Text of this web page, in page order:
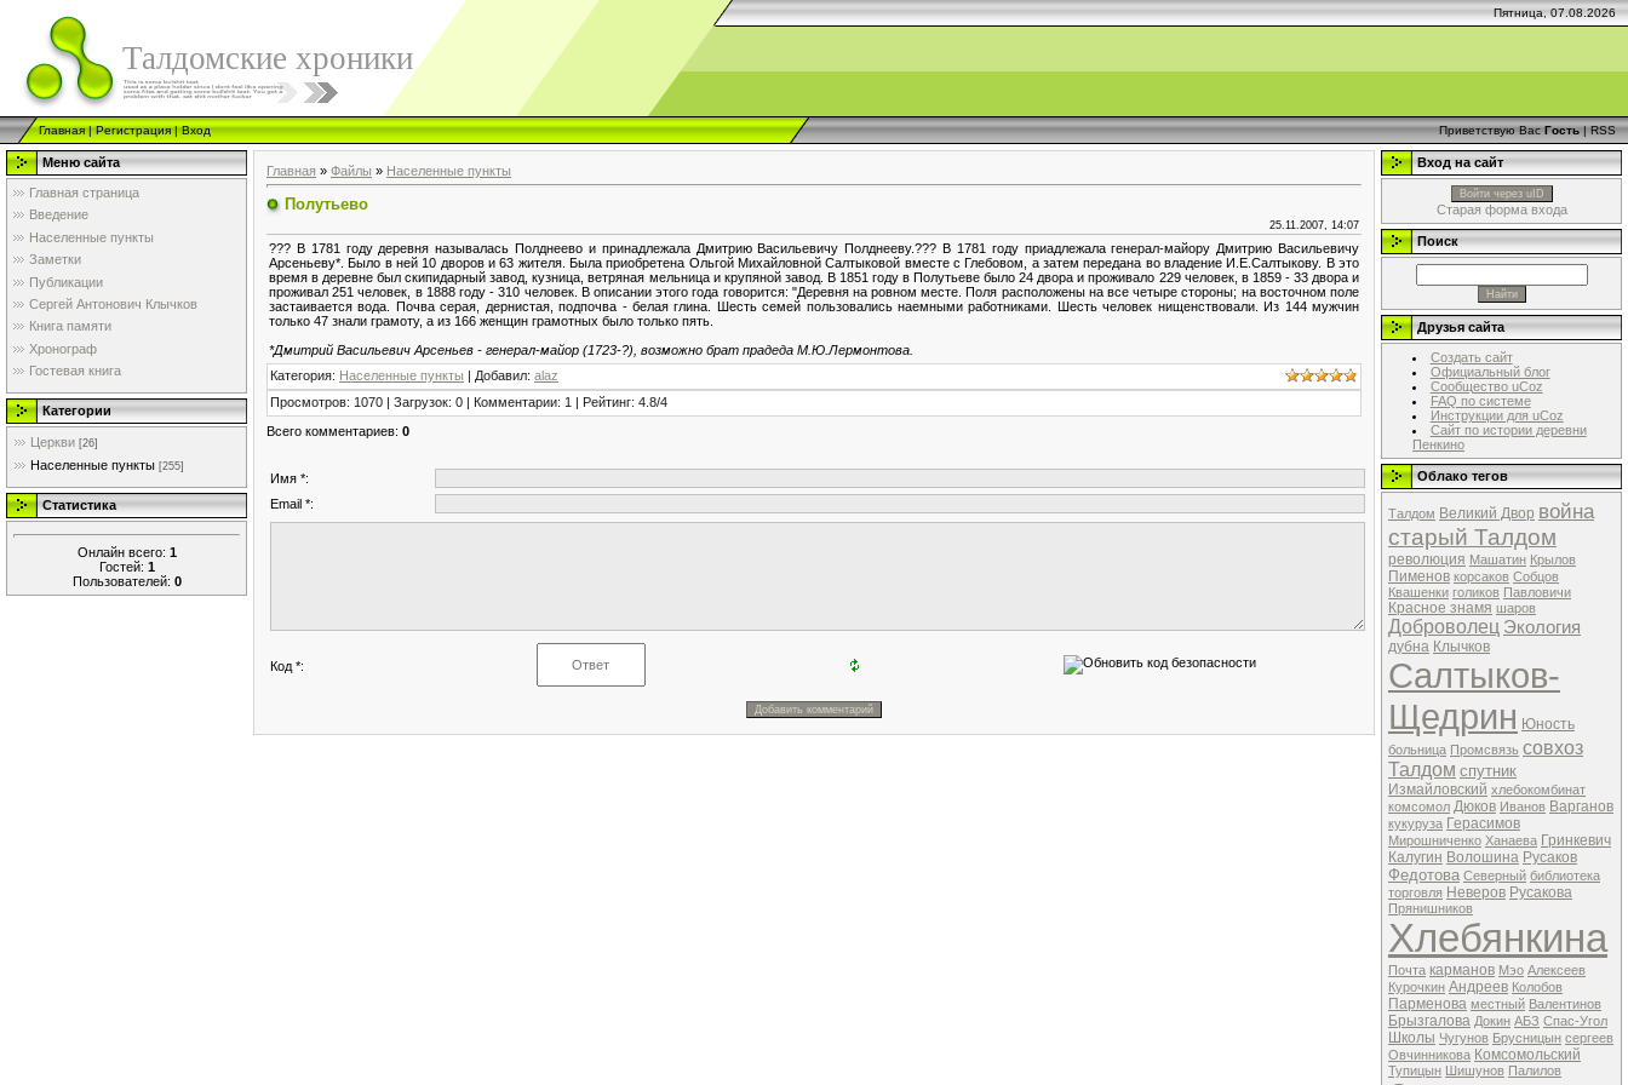
Пятница, 07.08.2026
Талдомские хроники
Главная|Регистрация|Вход Приветствую Вас Гость|RSS
Меню сайта
Главная страница
Введение
Населенные пункты
Заметки
Публикации
Сергей Антонович Клычков
Книга памяти
Хронограф
Гостевая книга
Категории
Церкви [26]
Населенные пункты [255]
Статистика
Онлайн всего: 1
Гостей: 1
Пользователей: 0
Главная » Файлы » Населенные пункты
Полутьево
25.11.2007, 14:07
??? В 1781 году деревня называлась Полднеево и принадлежала Дмитрию Васильевичу Полднееву.??? В 1781 году приадлежала генерал-майору Дмитрию Васильевичу
Арсеньеву*. Было в ней 10 дворов и 63 жителя. Была приобретена Ольгой Михайловной Салтыковой вместе с Глебовом, а затем передана во владение И.Е.Салтыкову. В это
время в деревне был скипидарный завод, кузница, ветряная мельница и крупяной завод. В 1851 году в Полутьеве было 24 двора и проживало 229 человек, в 1859 - 33 двора и
проживал 251 человек, в 1888 году - 310 человек. В описании этого года говорится: "Деревня на ровном месте. Поля расположены на все четыре стороны; на восточном поле
застаивается вода. Почва серая, дернистая, подпочва - белая глина. Шесть семей пользовались наемными работниками. Шесть человек нищенствовали. Из 144 мужчин
только 47 знали грамоту, а из 166 женщин грамотных было только пять.
*Дмитрий Васильевич Арсеньев - генерал-майор (1723-?), возможно брат прадеда М.Ю.Лермонтова.
Категория: Населенные пункты | Добавил: alaz
Просмотров: 1070 | Загрузок: 0 | Комментарии: 1 | Рейтинг: 4.8/4
Всего комментариев: 0
Имя *:
Email *:
Код *:
Вход на сайт
Войти через uID
Старая форма входа
Поиск
Друзья сайта
Создать сайт
Официальный блог
Сообщество uCoz
FAQ по системе
Инструкции для uCoz
Сайт по истории деревни
Пенкино
Облако тегов
Талдом Великий Двор война
старый Талдом
революция Машатин Крылов
Пименов корсаков Собцов
Квашенки голиков Павловичи
Красное знамя шаров
Доброволец Экология
дубна Клычков
Салтыков-
Щедрин Юность
больница Промсвязь совхоз
Талдом спутник
Измайловский хлебокомбинат
комсомол Дюков Иванов Варганов
кукуруза Герасимов
Мирошниченко Ханаева Гринкевич
Калугин Волошина Русаков
Федотова Северный библиотека
торговля Неверов Русакова
Прянишников
Хлебянкина
Почта карманов Мэо Алексеев
Курочкин Андреев Колобов
Парменова местный Валентинов
Брызгалова Докин АБЗ Спас-Угол
Школы Чугунов Брусницын сергеев
Овчинникова Комсомольский
Тупицын Шишунов Палилов